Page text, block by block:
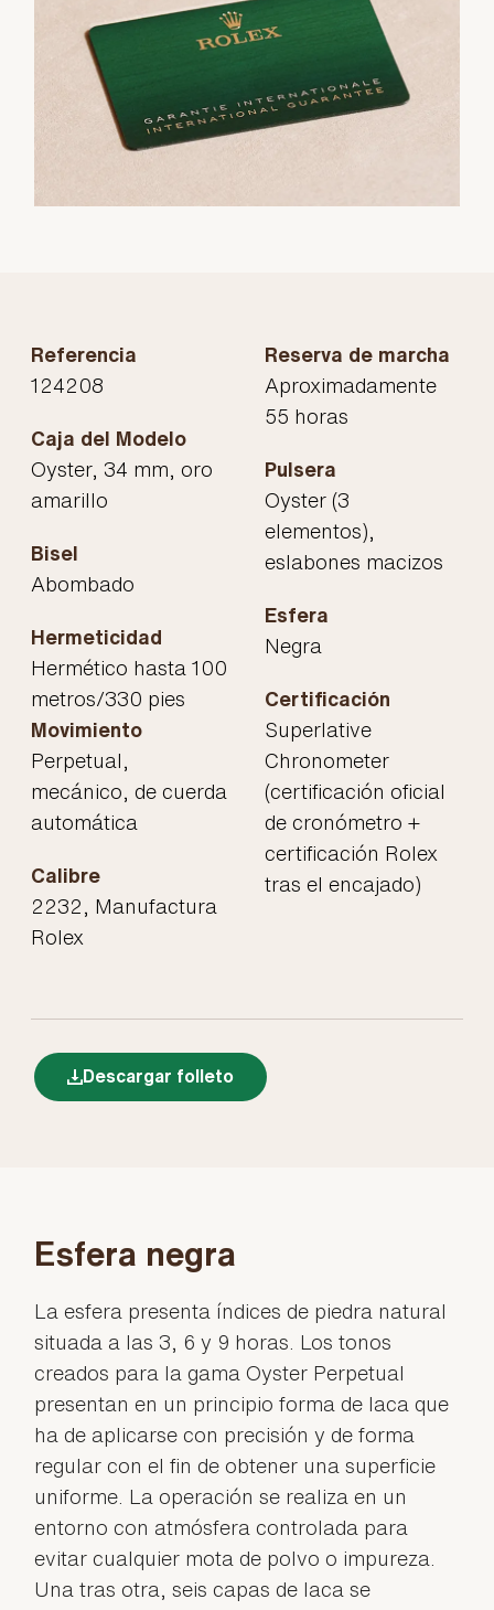
Referencia
124208
Caja del Modelo
Oyster, 34 mm, oro
amarillo
Bisel
Abombado
Hermeticidad
Hermético hasta 100
metros/330 pies
Movimiento
Perpetual,
mecánico, de cuerda
automática
Calibre
2232, Manufactura
Rolex
Reserva de marcha
Aproximadamente
55 horas
Pulsera
Oyster (3
elementos),
eslabones macizos
Esfera
Negra
Certificación
Superlative
Chronometer
(certificación oficial
de cronómetro +
certificación Rolex
tras el encajado)
Descargar folleto
Esfera negra
La esfera presenta índices de piedra natural
situada a las 3, 6 y 9 horas. Los tonos
creados para la gama Oyster Perpetual
presentan en un principio forma de laca que
ha de aplicarse con precisión y de forma
regular con el fin de obtener una superficie
uniforme. La operación se realiza en un
entorno con atmósfera controlada para
evitar cualquier mota de polvo o impureza.
Una tras otra, seis capas de laca se